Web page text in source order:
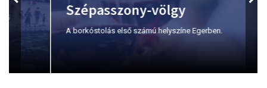
Szépasszony-völgy
A borkóstolás első számú helyszíne Egerben.